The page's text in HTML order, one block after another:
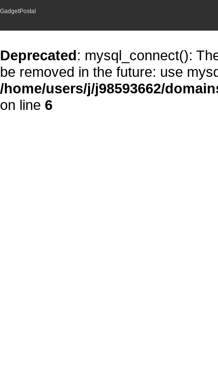
GadgetPostal
Deprecated: mysql_connect():
be removed in the future: use
/home/users/j/j98593662/
on line 6